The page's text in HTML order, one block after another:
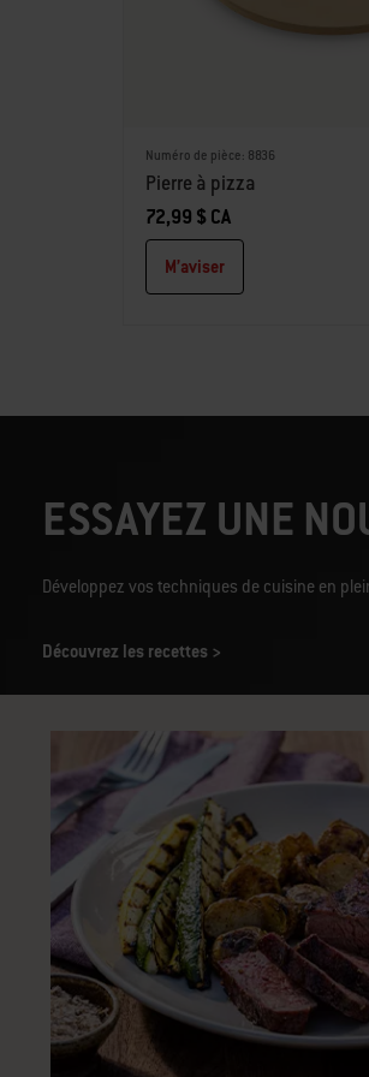
Numéro de pièce: 8836
Pierre à pizza
72,99 $ CA
M’aviser
ESSAYEZ UNE
Développez vos techniques de cuisine en
Découvrez les recettes